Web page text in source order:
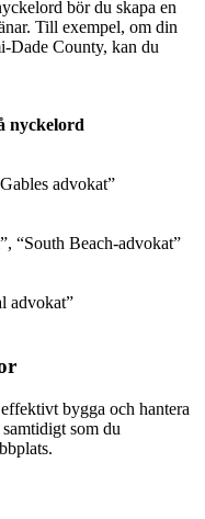
bör du skapa en
Till exempel, om din
Dade County, kan du
nyckelord
advokat”
“South Beach-advokat”
advokat”
bygga och hantera
som du